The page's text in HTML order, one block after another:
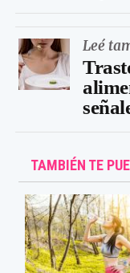
Leé
TAMBIÉN TE